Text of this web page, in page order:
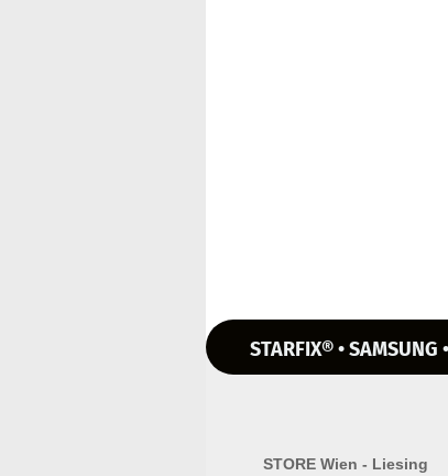
STARFIX® • SAMSUNG
STORE Wien - Liesing